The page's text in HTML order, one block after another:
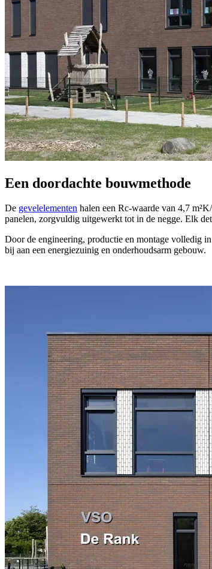
Een doordachte bouwmethode
De gevelelementen halen een Rc-waarde van 4,7
panelen, zorgvuldig uitgewerkt tot in de negge. Elk
Door de engineering, productie en montage volledig
bij aan een energiezuinig en onderhoudsarm gebouw.